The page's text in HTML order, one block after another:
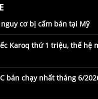
cơ bị cấm bán tại Mỹ
Karoq thứ 1 triệu, thế hệ
bán chạy nhất tháng 6/